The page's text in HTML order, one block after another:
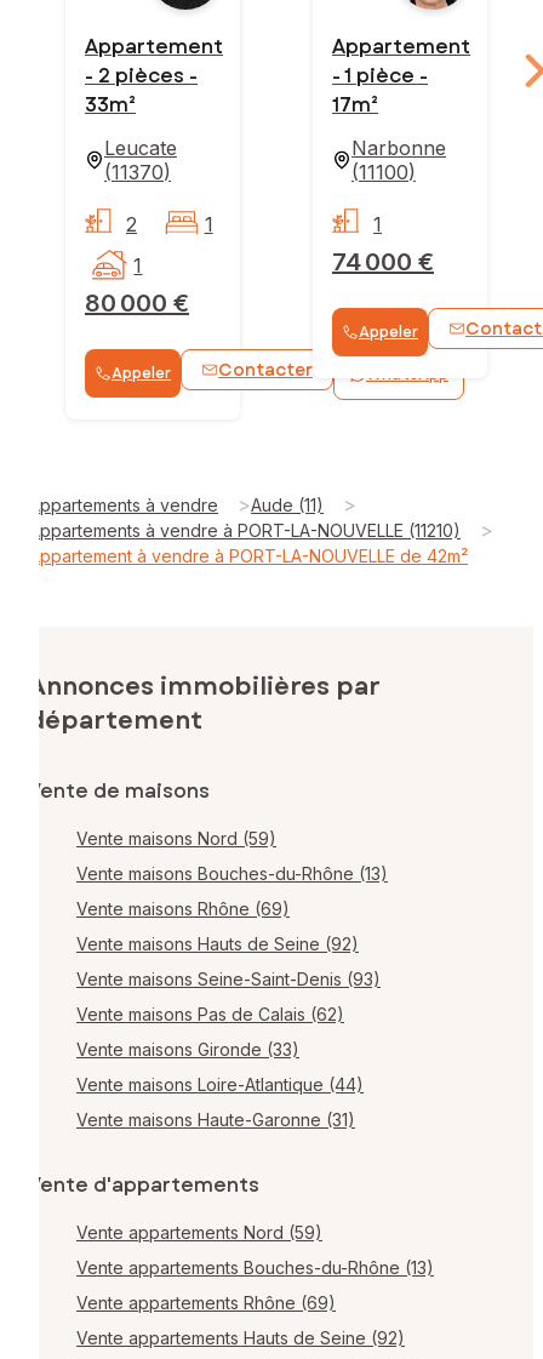
Appartement
- 2 pièces -
33m²
Leucate
(11370)
80 000 €
2
1
1
Appeler Contacter WhatsApp
Appartement
- 1 pièce -
17m²
Narbonne
(11100)
74 000 €
1
Appeler
Appartements à vendre >Aude (11) >
Appartements à vendre à PORT-LA-NOUVELLE (11210) >
Appartement à vendre à PORT-LA-NOUVELLE de 42m²
Annonces immobilières par
département
Vente de maisons
Vente maisons Nord (59)
Vente maisons Bouches-du-Rhône (13)
Vente maisons Rhône (69)
Vente maisons Hauts de Seine (92)
Vente maisons Seine-Saint-Denis (93)
Vente maisons Pas de Calais (62)
Vente maisons Gironde (33)
Vente maisons Loire-Atlantique (44)
Vente maisons Haute-Garonne (31)
Vente d'appartements
Vente appartements Nord (59)
Vente appartements Bouches-du-Rhône (13)
Vente appartements Rhône (69)
Vente appartements Hauts de Seine (92)